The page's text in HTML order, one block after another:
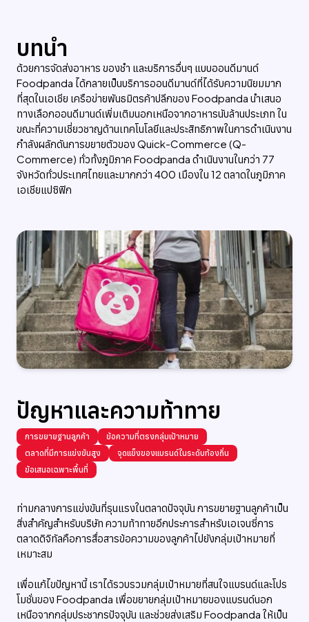
บทนำ
ด้วยการจัดส่งอาหาร ของชำ และบริการอื่นๆ แบบออนดีมานด์
Foodpanda ได้กลายเป็นบริการออนดีมานด์ที่ได้รับความนิยมมาก
ที่สุดในเอเชีย เครือข่ายพันธมิตรค้าปลีกของ Foodpanda นำเสนอ
ทางเลือกออนดีมานด์เพิ่มเติมนอกเหนือจากอาหารนับล้านประเภท ใน
ขณะที่ความเชี่ยวชาญด้านเทคโนโลยีและประสิทธิภาพในการดำเนินงาน
กำลังผลักดันการขยายตัวของ Quick-Commerce (Q-
Commerce) ทั่วทั้งภูมิภาค Foodpanda ดำเนินงานในกว่า 77
จังหวัดทั่วประเทศไทยและมากกว่า 400 เมืองใน 12 ตลาดในภูมิภาค
เอเชียแปซิฟิก
ปัญหาและความท้าทาย
การขยายฐานลูกค้า
ข้อความที่ตรงกลุ่มเป้าหมาย
ตลาดที่มีการแข่งขันสูง
จุดแข็งของแบรนด์ในระดับท้องถิ่น
ข้อเสนอเฉพาะพื้นที่
ท่ามกลางการแข่งขันที่รุนแรงในตลาดปัจจุบัน การขยายฐานลูกค้าเป็น
สิ่งสำคัญสำหรับบริษัท ความท้าทายอีกประการสำหรับเอเจนซี่การ
ตลาดดิจิทัลคือการสื่อสารข้อความของลูกค้าไปยังกลุ่มเป้าหมายที่
เหมาะสม
เพื่อแก้ไขปัญหานี้ เราได้รวบรวมกลุ่มเป้าหมายที่สนใจแบรนด์และโปร
โมชั่นของ Foodpanda เพื่อขยายกลุ่มเป้าหมายของแบรนด์นอก
เหนือจากกลุ่มประชากรปัจจุบัน และช่วยส่งเสริม Foodpanda ให้เป็น